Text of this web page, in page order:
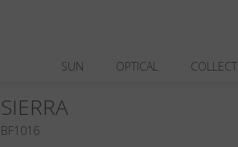
SUN OPTICAL
SIERRA
BF1016